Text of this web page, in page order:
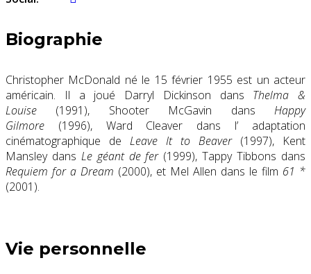
Biographie
Christopher McDonald né le 15 février 1955 est un acteur
américain. Il a joué Darryl Dickinson dans Thelma &
Louise (1991), Shooter McGavin dans Happy
Gilmore (1996), Ward Cleaver dans l’ adaptation
cinématographique de Leave It to Beaver(1997), Kent
Mansley dans Le géant de fer(1999), Tappy Tibbons dans
Requiem for a Dream (2000), et Mel Allen dans le film 61 *
(2001).
Vie personnelle